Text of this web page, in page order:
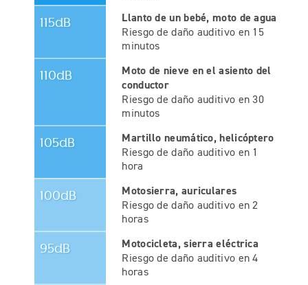
115dB Llanto de un bebé, moto de agua
Riesgo de daño auditivo en 15
minutos
110dB
Moto de nieve en el asiento del
conductor
Riesgo de daño auditivo en 30
minutos
105dB Martillo neumático, helicóptero
Riesgo de daño auditivo en 1
hora
100dB Motosierra, auriculares
Riesgo de daño auditivo en 2
horas
95dB Motocicleta, sierra eléctrica
Riesgo de daño auditivo en 4
horas